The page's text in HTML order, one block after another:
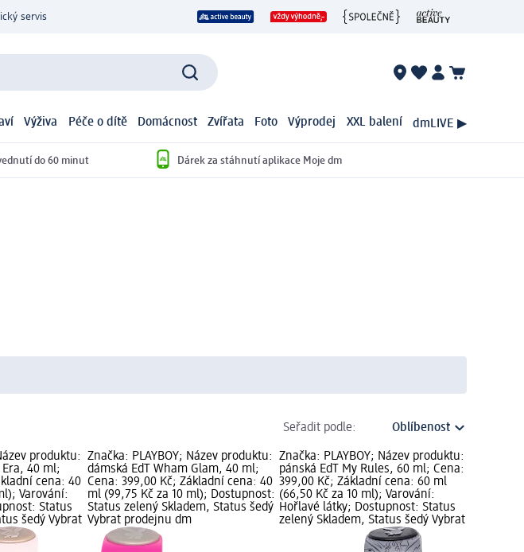
servis
Výživa Péče o dítě Domácnost Zvířata Foto Výprodej XXL balení dmLIVE ▶
do 60 minut Dárek za stáhnutí aplikace Moje dm
Seřadit podle:
produktu:
Era, 40 ml;
cena: 40
Varování:
Status
šedý Vybrat
Značka: PLAYBOY; Název produktu:
dámská EdT Wham Glam, 40 ml;
Cena: 399,00 Kč; Základní cena: 40
ml (99,75 Kč za 10 ml); Dostupnost:
Status zelený Skladem, Status šedý
Vybrat prodejnu dm
Značka: PLAYBOY; Název produktu:
pánská EdT My Rules, 60 ml; Cena:
399,00 Kč; Základní cena: 60 ml
(66,50 Kč za 10 ml); Varování:
Hořlavé látky; Dostupnost: Status
zelený Skladem, Status šedý Vybrat